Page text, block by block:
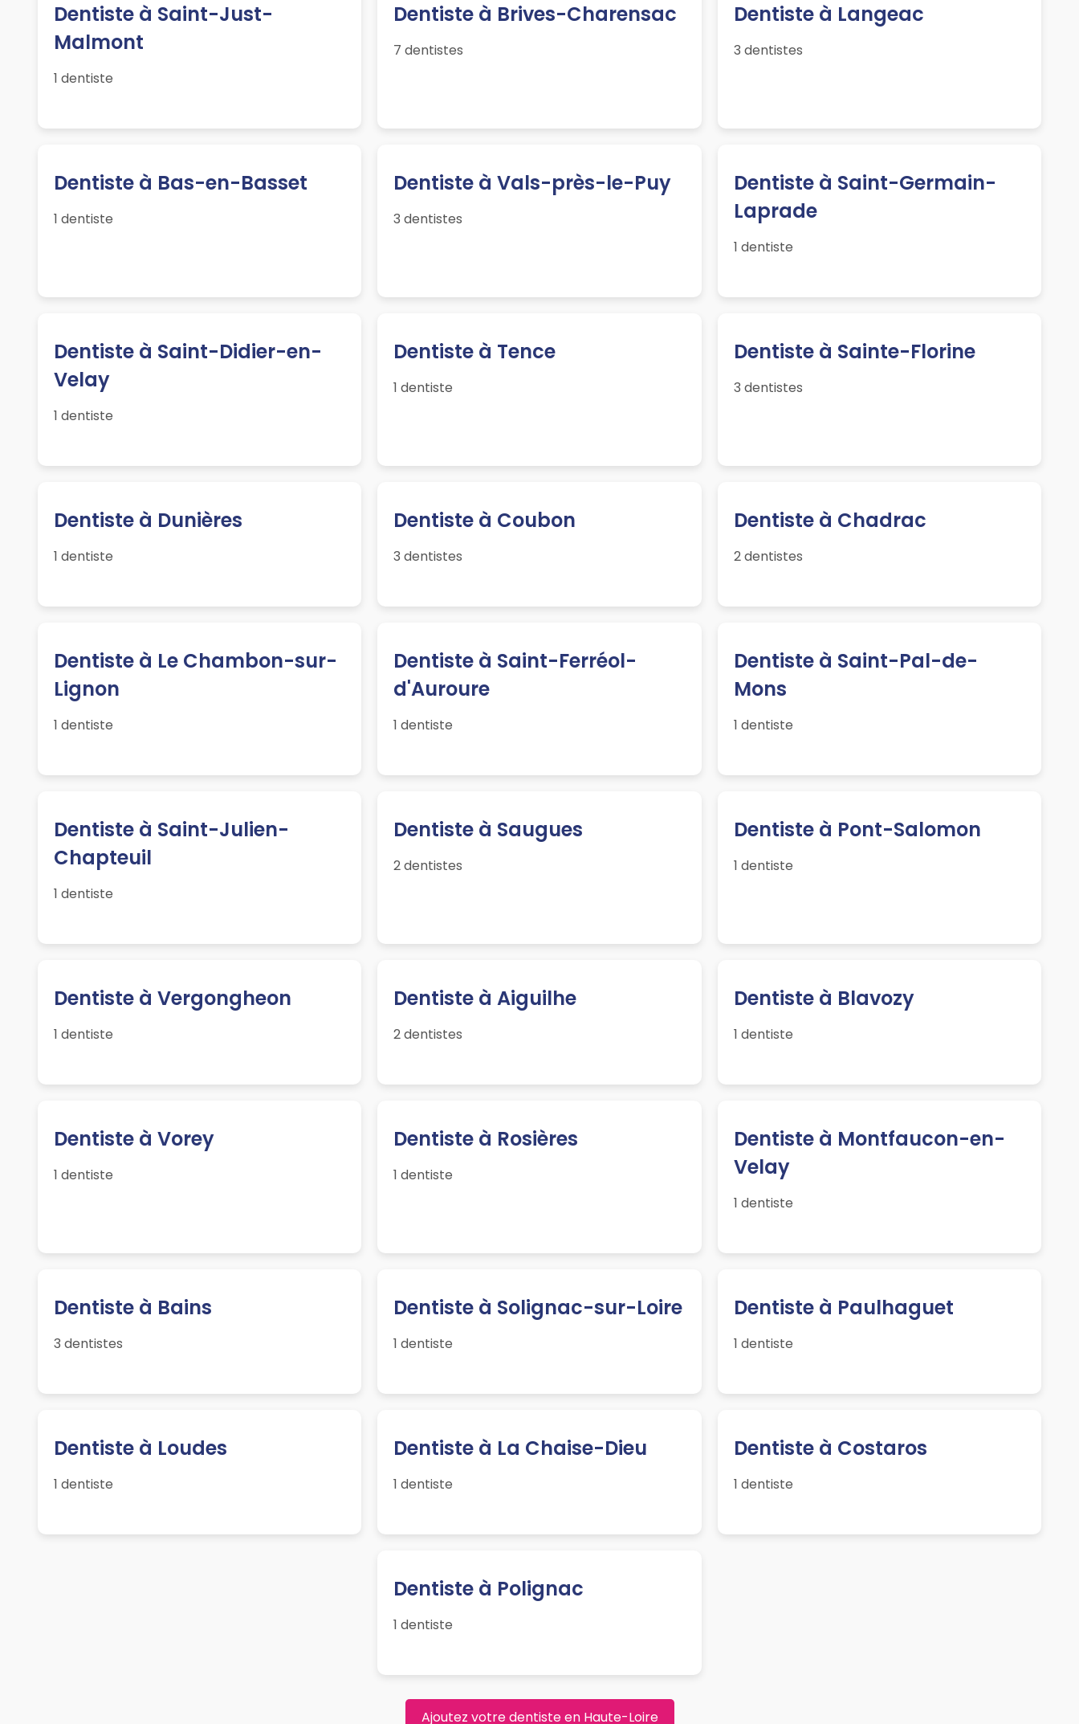
Dentiste à Saint-Just-
Malmont
1 dentiste
Dentiste à Brives-Charensac
7 dentistes
Dentiste à Langeac
3 dentistes
Dentiste à Bas-en-Basset
1 dentiste
Dentiste à Vals-près-le-Puy
3 dentistes
Dentiste à Saint-Germain-
Laprade
1 dentiste
Dentiste à Saint-Didier-en-
Velay
1 dentiste
Dentiste à Tence
1 dentiste
Dentiste à Sainte-Florine
3 dentistes
Dentiste à Dunières
1 dentiste
Dentiste à Coubon
3 dentistes
Dentiste à Chadrac
2 dentistes
Dentiste à Le Chambon-sur-
Lignon
1 dentiste
Dentiste à Saint-Ferréol-
d'Auroure
1 dentiste
Dentiste à Saint-Pal-de-
Mons
1 dentiste
Dentiste à Saint-Julien-
Chapteuil
1 dentiste
Dentiste à Saugues
2 dentistes
Dentiste à Pont-Salomon
1 dentiste
Dentiste à Vergongheon
1 dentiste
Dentiste à Aiguilhe
2 dentistes
Dentiste à Blavozy
1 dentiste
Dentiste à Vorey
1 dentiste
Dentiste à Rosières
1 dentiste
Dentiste à Montfaucon-en-
Velay
1 dentiste
Dentiste à Bains
3 dentistes
Dentiste à Solignac-sur-Loire
1 dentiste
Dentiste à Paulhaguet
1 dentiste
Dentiste à Loudes
1 dentiste
Dentiste à La Chaise-Dieu
1 dentiste
Dentiste à Costaros
1 dentiste
Dentiste à Polignac
1 dentiste
Ajoutez votre dentiste en Haute-Loire